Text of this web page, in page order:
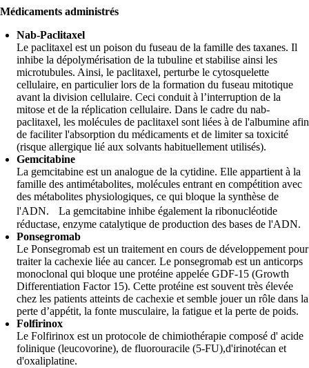
Médicaments administrés
Nab-Paclitaxel
Le paclitaxel est un poison du fuseau de la famille des taxanes. Il
inhibe la dépolymérisation de la tubuline et stabilise ainsi les
microtubules. Ainsi, le paclitaxel, perturbe le cytosquelette
cellulaire, en particulier lors de la formation du fuseau mitotique
avant la division cellulaire. Ceci conduit à l’interruption de la
mitose et de la réplication cellulaire. Dans le cadre du nab-
paclitaxel, les molécules de paclitaxel sont liées à de l'albumine afin
de faciliter l'absorption du médicaments et de limiter sa toxicité
(risque allergique lié aux solvants habituellement utilisés).
Gemcitabine
La gemcitabine est un analogue de la cytidine. Elle appartient à la
famille des antimétabolites, molécules entrant en compétition avec
des métabolites physiologiques, ce qui bloque la synthèse de
l'ADN. La gemcitabine inhibe également la ribonucléotide
réductase, enzyme catalytique de production des bases de l'ADN.
Ponsegromab
Le Ponsegromab est un traitement en cours de développement pour
traiter la cachexie liée au cancer. Le ponsegromab est un anticorps
monoclonal qui bloque une protéine appelée GDF-15 (Growth
Differentiation Factor 15). Cette protéine est souvent très élevée
chez les patients atteints de cachexie et semble jouer un rôle dans la
perte d’appétit, la fonte musculaire, la fatigue et la perte de poids.
Folfirinox
Le Folfirinox est un protocole de chimiothérapie composé d' acide
folinique (leucovorine), de fluorouracile (5-FU),d'irinotécan et
d'oxaliplatine.